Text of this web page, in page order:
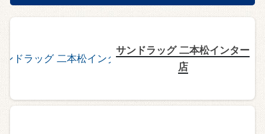
サンドラッグ 二本松インター
店